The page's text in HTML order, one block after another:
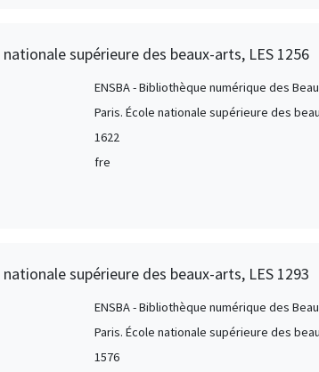
nationale supérieure des beaux-arts, LES 1256
ENSBA - Bibliothèque numérique des
Paris. École nationale supérieure des
1622
fre
nationale supérieure des beaux-arts, LES 1293
ENSBA - Bibliothèque numérique des
Paris. École nationale supérieure des
1576